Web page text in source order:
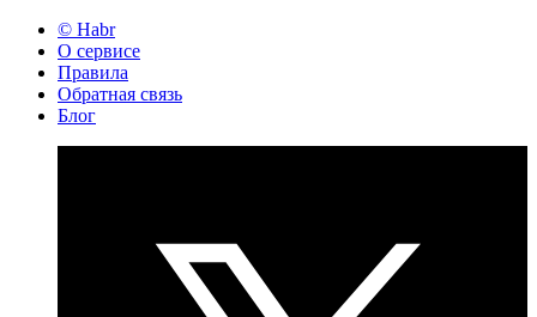
© Habr
О сервисе
Правила
Обратная связь
Блог